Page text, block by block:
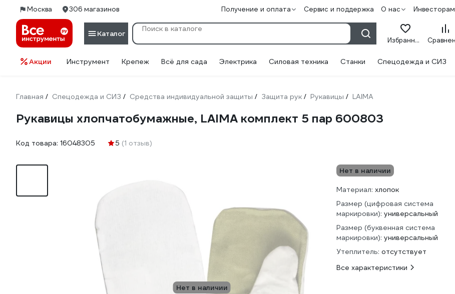
Москва 306 магазинов Получение и оплата Сервис и поддержка О нас Инвесторам
Каталог
Избранное
Акции Инструмент Крепеж Всё для сада Электрика Силовая техника Станки Спецодежда и СИЗ
Главная / Спецодежда и СИЗ / Средства индивидуальной защиты / Защита рук / Рукавицы / LAIMA
Рукавицы хлопчатобумажные, LAIMA комплект 5 пар 600803
Код товара: 16048305 5 (1 отзыв)
Нет в наличии
Нет в наличии
Материал: хлопок
Размер (цифровая система
маркировки): универсальный
Размер (буквенная система
маркировки): универсальный
Утеплитель: отсутствует
Все характеристики